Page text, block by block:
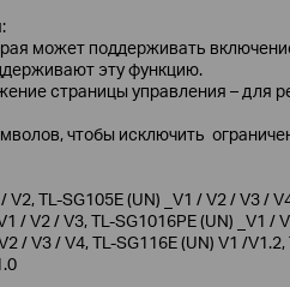
может поддерживать
эту функцию.
страницы управления – для
чтобы исключить
TL-SG105E (UN) _V1 / V2 / V3 /
/ V2 / V3, TL-SG1016PE (UN) _V1 /
/ V3 / V4, TL-SG116E (UN) V1 /